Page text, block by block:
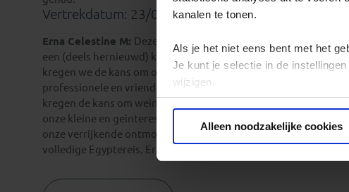
kanalen te tonen.
Als je het niet eens bent met het
Je kunt je selectie in de
wijzigen.
Alleen noodzakelijke cookies
Vertrekdatum: 23/01/2026
Erna Celestine M: Deze drieweekse intensieve reis door
een (deels hernieuwd) kennismaken met een land met een
kregen we de kans om ook het hedendaags Egypte te leren
professionele en vriendelijke manier liet hij ons zijn land zien.
kregen de kans om weinig bezochte en toch belangrijke
onze kleine en geinteresseerde groep. We genoten van
onze verrijkende ontmoeting met land en mensen. Kortom,
volledige Egyptereis. Erna